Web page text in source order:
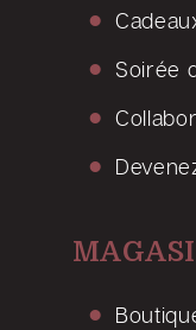
Soirée